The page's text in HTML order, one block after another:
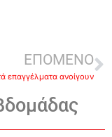
ΕΠΟΜΕΝΟ
επαγγέλματα ανοίγουν